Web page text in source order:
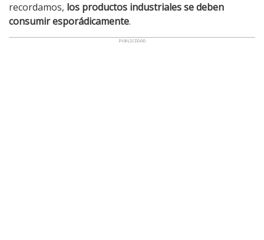
recordamos, los productos industriales se deben
consumir esporádicamente.